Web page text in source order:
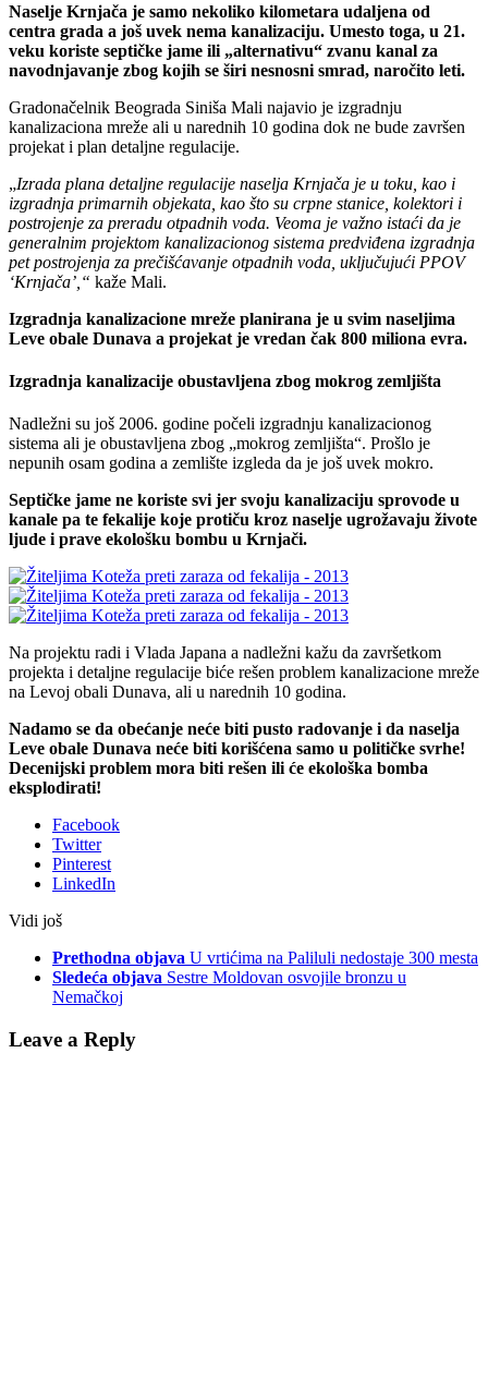
Naselje Krnjača je samo nekoliko kilometara udaljena od
centra grada a još uvek nema kanalizaciju. Umesto toga, u 21.
veku koriste septičke jame ili „alternativu“ zvanu kanal za
navodnjavanje zbog kojih se širi nesnosni smrad, naročito leti.
Gradonačelnik Beograda Siniša Mali najavio je izgradnju
kanalizaciona mreže ali u narednih 10 godina dok ne bude završen
projekat i plan detaljne regulacije.
„Izrada plana detaljne regulacije naselja Krnjača je u toku, kao i
izgradnja primarnih objekata, kao što su crpne stanice, kolektori i
postrojenje za preradu otpadnih voda. Veoma je važno istaći da je
generalnim projektom kanalizacionog sistema predviđena izgradnja
pet postrojenja za prečišćavanje otpadnih voda, uključujući PPOV
‘Krnjača’,“ kaže Mali.
Izgradnja kanalizacione mreže planirana je u svim naseljima
Leve obale Dunava a projekat je vredan čak 800 miliona evra.
Izgradnja kanalizacije obustavljena zbog mokrog zemljišta
Nadležni su još 2006. godine počeli izgradnju kanalizacionog
sistema ali je obustavljena zbog „mokrog zemljišta“. Prošlo je
nepunih osam godina a zemlište izgleda da je još uvek mokro.
Septičke jame ne koriste svi jer svoju kanalizaciju sprovode u
kanale pa te fekalije koje protiču kroz naselje ugrožavaju živote
ljude i prave ekološku bombu u Krnjači.
Na projektu radi i Vlada Japana a nadležni kažu da završetkom
projekta i detaljne regulacije biće rešen problem kanalizacione mreže
na Levoj obali Dunava, ali u narednih 10 godina.
Nadamo se da obećanje neće biti pusto radovanje i da naselja
Leve obale Dunava neće biti korišćena samo u političke svrhe!
Decenijski problem mora biti rešen ili će ekološka bomba
eksplodirati!
Facebook
Twitter
Pinterest
LinkedIn
Vidi još
Prethodna objava U vrtićima na Paliluli nedostaje 300 mesta
Sledeća objava Sestre Moldovan osvojile bronzu u
Nemačkoj
Leave a Reply